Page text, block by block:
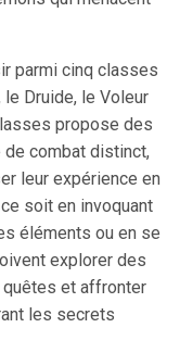
parmi cinq classes
Druide, le Voleur
propose des
de combat distinct,
leur expérience en
soit en invoquant
éléments ou en se
explorer des
et affronter
les secrets